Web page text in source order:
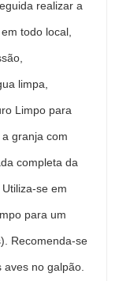
realizar a
todo local,
limpa,
Limpo para
granja com
completa da
se em
para um
Recomenda-se
no galpão.